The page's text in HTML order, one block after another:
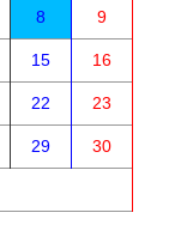
8 9
15 16
22 23
29 30